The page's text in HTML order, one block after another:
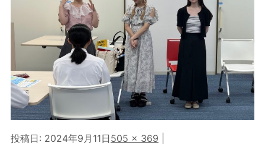
投稿日: 2024年9月11日505 × 369